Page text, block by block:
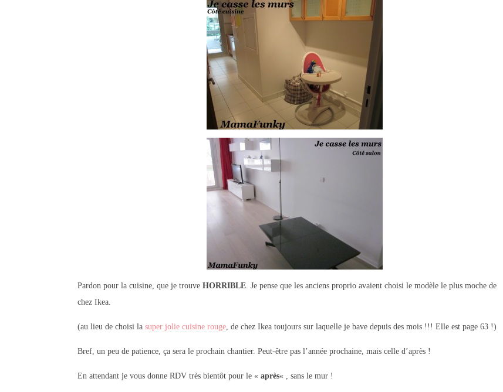
Pardon pour la cuisine, que je trouve HORRIBLE . Je pense que les anciens proprio avaient choisi le modèle le plus moche de
chez Ikea.
(au lieu de choisi la super jolie cuisine rouge , de chez Ikea toujours sur laquelle je bave depuis des mois !!! Elle est page 63 !)
Bref, un peu de patience, ça sera le prochain chantier. Peut-être pas l’année prochaine, mais celle d’après !
En attendant je vous donne RDV très bientôt pour le « après« , sans le mur !